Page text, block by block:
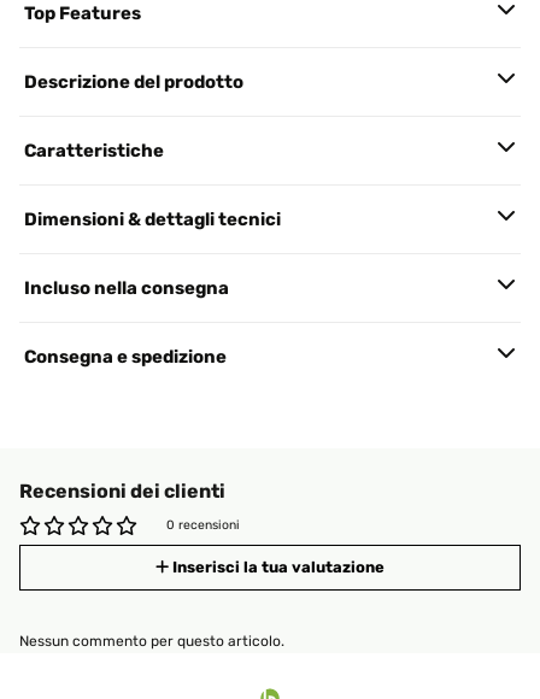
Top Features
Descrizione del prodotto
Caratteristiche
Dimensioni & dettagli tecnici
Incluso nella consegna
Consegna e spedizione
Recensioni dei clienti
0 recensioni
Inserisci la tua valutazione
Nessun commento per questo articolo.